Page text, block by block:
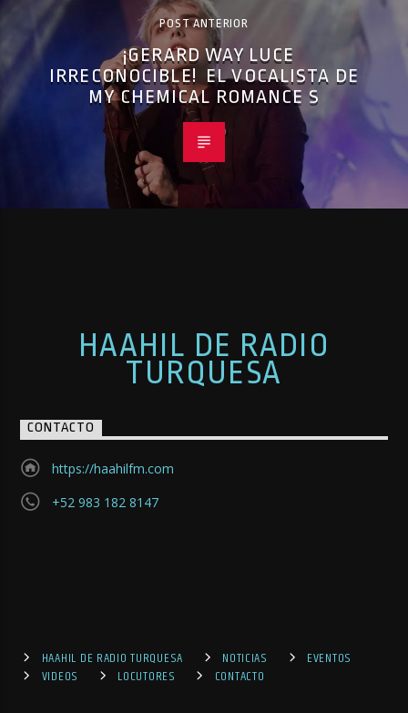
POST ANTERIOR
¡GERARD WAY LUCE
IRRECONOCIBLE! EL VOCALISTA DE
MY CHEMICAL ROMANCE S
HAAHIL DE RADIO
TURQUESA
CONTACTO
https://haahilfm.com
+52 983 182 8147
HAAHIL DE RADIO TURQUESA NOTICIAS
EVENTOS
VIDEOS
LOCUTORES CONTACTO